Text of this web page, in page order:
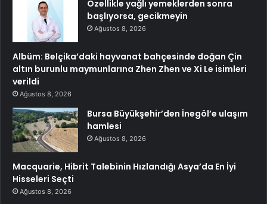
Özellikle yağlı yemeklerden sonra
başlıyorsa, gecikmeyin
Ağustos 8, 2026
Albüm: Belçika’daki hayvanat bahçesinde doğan Çin
altın burunlu maymunlarına Zhen Zhen ve Xi Le isimleri
verildi
Ağustos 8, 2026
Bursa Büyükşehir’den İnegöl’e ulaşım
hamlesi
Ağustos 8, 2026
Macquarie, Hibrit Talebinin Hızlandığı Asya’da En İyi
Hisseleri Seçti
Ağustos 8, 2026